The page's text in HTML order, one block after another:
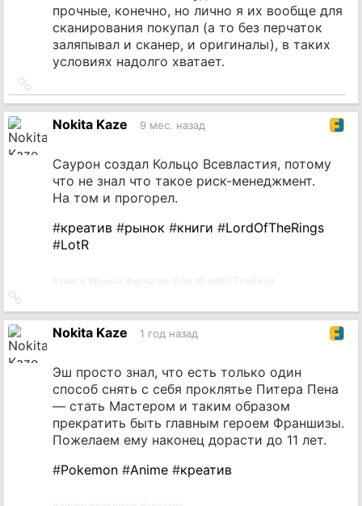
прочные, конечно, но лично я их вообще для
сканирования покупал (а то без перчаток
заляпывал и сканер, и оригиналы), в таких
условиях надолго хватает.
на
источник
Nokita Kaze 9 мес. назад
Саурон создал Кольцо Всевластия, потому
что не знал что такое риск-менеджмент.
На том и прогорел.
#креатив #рынок #книги #LordOfTheRings
#LotR
на
источникNokita Kaze 1 год назад
Эш просто знал, что есть только один
способ снять с себя проклятье Питера Пена
— стать Мастером и таким образом
прекратить быть главным героем Франшизы.
Пожелаем ему наконец дорасти до 11 лет.
#Pokemon #Anime #креатив